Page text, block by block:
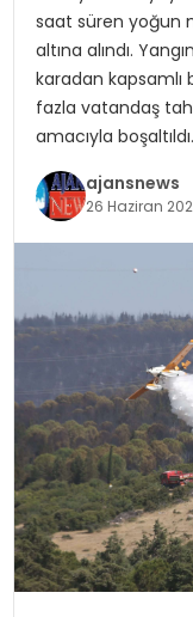
EKONOMİ
EĞİTİM
SPOR
saat süren yoğun
altına alındı.
karadan kapsamlı
fazla vatandaş
amacıyla
ajansnews
26 Haziran